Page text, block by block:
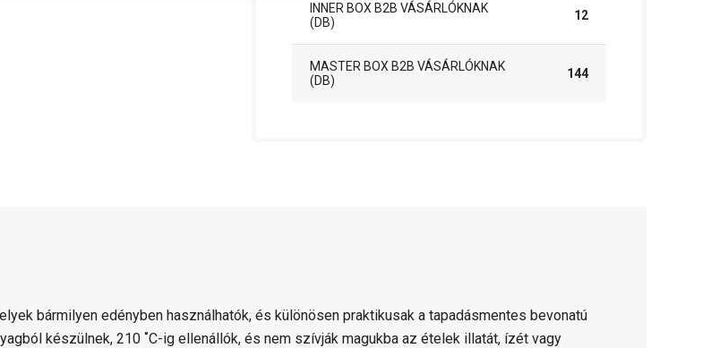
INNER BOX B2B VÁSÁRLÓKNAK
(DB)
12
MASTER BOX B2B VÁSÁRLÓKNAK
(DB)
144
bármilyen edényben használhatók, és különösen praktikusak a tapadásmentes bevonatú
készülnek, 210 ˚C-ig ellenállók, és nem szívják magukba az ételek illatát, ízét vagy